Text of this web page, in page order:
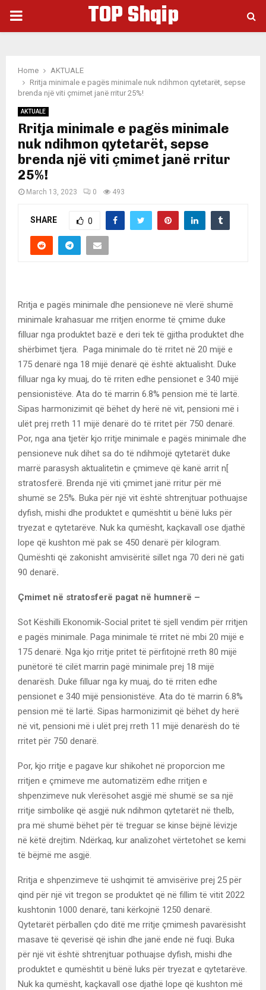
PRIMARY
TOP Shqip
Home
AKTUALE
Rritja minimale e pagës minimale nuk ndihmon qytetarët, sepse
brenda një viti çmimet janë rritur 25%!
AKTUALE
Rritja minimale e pagës minimale
nuk ndihmon qytetarët, sepse
brenda një viti çmimet janë rritur
25%!
March 13, 2023 0 493
SHARE 0
Rritja e pagës minimale dhe pensioneve në vlerë shumë
minimale krahasuar me rritjen enorme të çmime duke
filluar nga produktet bazë e deri tek të gjitha produktet dhe
shërbimet tjera. Paga minimale do të rritet në 20 mijë e
175 denarë nga 18 mijë denarë që është aktualisht. Duke
filluar nga ky muaj, do të rriten edhe pensionet e 340 mijë
pensionistëve. Ata do të marrin 6.8% pension më të lartë.
Sipas harmonizimit që bëhet dy herë në vit, pensioni më i
ulët prej rreth 11 mijë denarë do të rritet për 750 denarë.
Por, nga ana tjetër kjo rritje minimale e pagës minimale dhe
pensioneve nuk dihet sa do të ndihmojë qytetarët duke
marrë parasysh aktualitetin e çmimeve që kanë arrit n[
stratosferë. Brenda një viti çmimet janë rritur për më
shumë se 25%. Buka për një vit është shtrenjtuar pothuajse
dyfish, mishi dhe produktet e qumështit u bënë luks për
tryezat e qytetarëve. Nuk ka qumësht, kaçkavall ose djathë
lope që kushton më pak se 450 denarë për kilogram.
Qumështi që zakonisht amvisëritë sillet nga 70 deri në gati
90 denarë.
Çmimet në stratosferë pagat në humnerë –
Sot Këshilli Ekonomik-Social pritet të sjell vendim për rritjen
e pagës minimale. Paga minimale të rritet në mbi 20 mijë e
175 denarë. Nga kjo rritje pritet të përfitojnë rreth 80 mijë
punëtorë të cilët marrin pagë minimale prej 18 mijë
denarësh. Duke filluar nga ky muaj, do të rriten edhe
pensionet e 340 mijë pensionistëve. Ata do të marrin 6.8%
pension më të lartë. Sipas harmonizimit që bëhet dy herë
në vit, pensioni më i ulët prej rreth 11 mijë denarësh do të
rritet për 750 denarë.
Por, kjo rritje e pagave kur shikohet në proporcion me
rritjen e çmimeve me automatizëm edhe rritjen e
shpenzimeve nuk vlerësohet asgjë më shumë se sa një
rritje simbolike që asgjë nuk ndihmon qytetarët në thelb,
pra më shumë bëhet për të treguar se kinse bëjnë lëvizje
në këtë drejtim. Ndërkaq, kur analizohet vërtetohet se kemi
të bëjmë me asgjë.
Rritja e shpenzimeve të ushqimit të amvisërive prej 25 për
qind për një vit tregon se produktet që në fillim të vitit 2022
kushtonin 1000 denarë, tani kërkojnë 1250 denarë.
Qytetarët përballen çdo ditë me rritje çmimesh pavarësisht
masave të qeverisë që ishin dhe janë ende në fuqi. Buka
për një vit është shtrenjtuar pothuajse dyfish, mishi dhe
produktet e qumështit u bënë luks për tryezat e qytetarëve.
Nuk ka qumësht, kaçkavall ose djathë lope që kushton më